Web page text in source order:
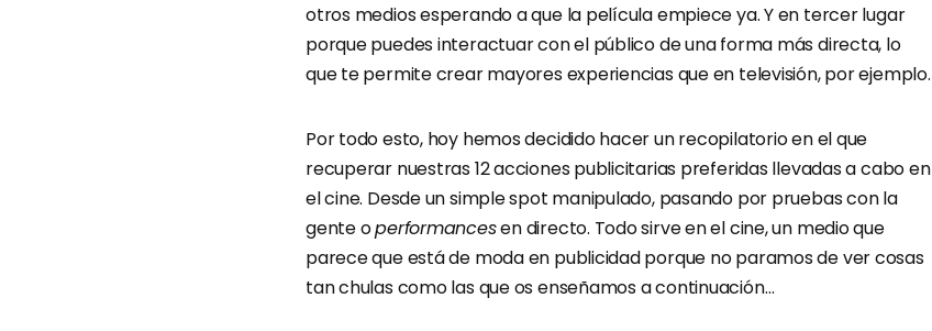
otros medios esperando a que la película empiece ya. Y en tercer lugar
porque puedes interactuar con el público de una forma más directa, lo
que te permite crear mayores experiencias que en televisión, por ejemplo.
Por todo esto, hoy hemos decidido hacer un recopilatorio en el que
recuperar nuestras 12 acciones publicitarias preferidas llevadas a cabo en
el cine. Desde un simple spot manipulado, pasando por pruebas con la
gente operformancesen directo. Todo sirve en el cine, un medio que
parece que está de moda en publicidad porque no paramos de ver cosas
tan chulas como las que os enseñamos a continuación…